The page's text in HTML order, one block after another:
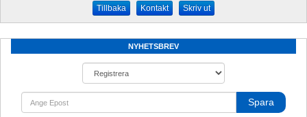
Kontakt Skriv ut
NYHETSBREV
Spara